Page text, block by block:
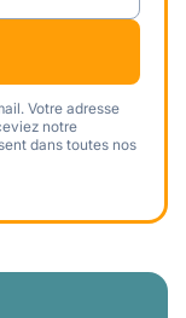
Votre adresse
notre
dans toutes nos